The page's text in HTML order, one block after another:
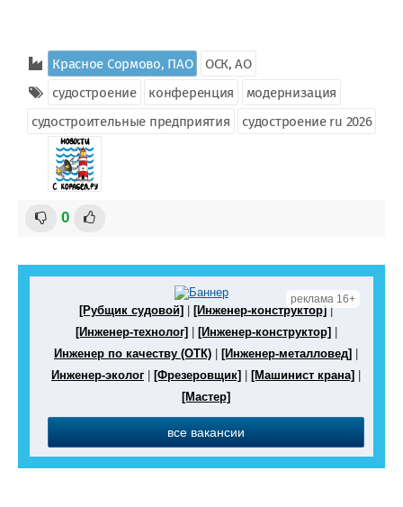
Красное Сормово, ПАО
ОСК, АО
судостроение
конференция
модернизация
судостроительные предприятия
судостроение ru 2026
0
реклама 16+
[Рубщик судовой] [Инженер-конструктор] |
[Инженер-технолог]
[Инженер-конструктор]
Инженер по качеству (ОТК)
[Инженер-металловед]
Инженер-эколог
[Фрезеровщик] [Машинист крана]
[Мастер]
все вакансии